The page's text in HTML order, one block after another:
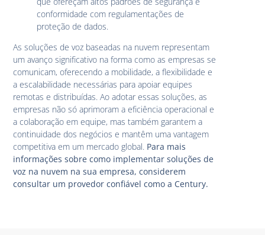
conformidade com regulamentações de
proteção de dados.
As soluções de voz baseadas na nuvem representam
um avanço significativo na forma como as empresas se
comunicam, oferecendo a mobilidade, a flexibilidade e
a escalabilidade necessárias para apoiar equipes
remotas e distribuídas. Ao adotar essas soluções, as
empresas não só aprimoram a eficiência operacional e
a colaboração em equipe, mas também garantem a
continuidade dos negócios e mantêm uma vantagem
competitiva em um mercado global. Para mais
informações sobre como implementar soluções de
voz na nuvem na sua empresa, considerem
consultar um provedor confiável como a Century.